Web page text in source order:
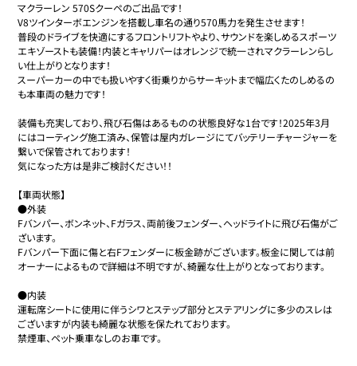
マクラーレン 570Sクーペのご出品です！
V8ツインターボエンジンを搭載し車名の通り570馬力を発生させます！
普段のドライブを快適にするフロントリフトやより、サウンドを楽しめるスポーツ
エキゾーストも装備！内装とキャリパーはオレンジで統一されマクラーレンらし
い仕上がりとなります！
スーパーカーの中でも扱いやすく街乗りからサーキットまで幅広くたのしめるの
も本車両の魅力です！
装備も充実しており、飛び石傷はあるものの状態良好な1台です！2025年3月
にはコーティング施工済み、保管は屋内ガレージにてバッテリーチャージャーを
繋いで保管されております！
気になった方は是非ご検討ください！！
【車両状態】
●外装
Fバンパー、ボンネット、Fガラス、両前後フェンダー、ヘッドライトに飛び石傷がご
ざいます。
Fバンパー下面に傷と右Fフェンダーに板金跡がございます。板金に関しては前
オーナーによるもので詳細は不明ですが、綺麗な仕上がりとなっております。
●内装
運転席シートに使用に伴うシワとステップ部分とステアリングに多少のスレは
ございますが内装も綺麗な状態を保たれております。
禁煙車、ペット乗車なしのお車です。